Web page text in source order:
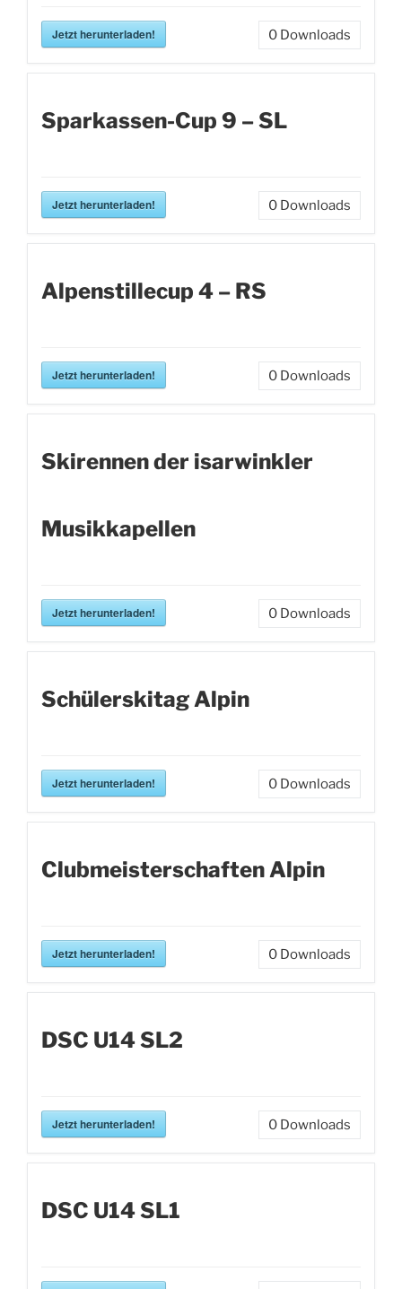
Jetzt herunterladen! 0 Downloads
Sparkassen-Cup 9 – SL
Jetzt herunterladen! 0 Downloads
Alpenstillecup 4 – RS
Jetzt herunterladen! 0 Downloads
Skirennen der isarwinkler
Musikkapellen
Jetzt herunterladen! 0 Downloads
Schülerskitag Alpin
Jetzt herunterladen! 0 Downloads
Clubmeisterschaften Alpin
Jetzt herunterladen! 0 Downloads
DSC U14 SL2
Jetzt herunterladen! 0 Downloads
DSC U14 SL1